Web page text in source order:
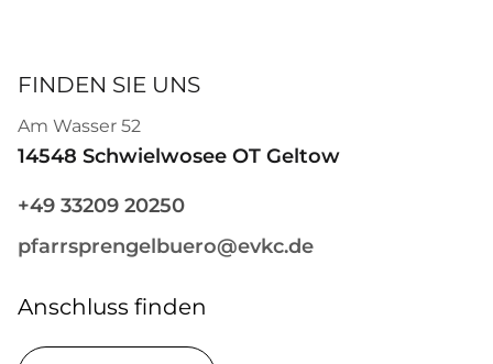
FINDEN SIE UNS
Am Wasser 52
14548 Schwielwosee OT Geltow
+49 33209 20250
pfarrsprengelbuero@evkc.de
Anschluss finden